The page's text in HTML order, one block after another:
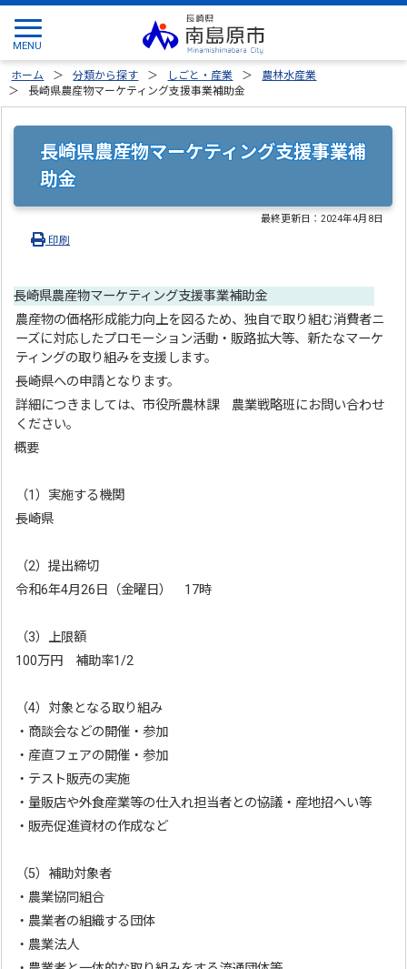
ホーム 分類から探す しごと・産業
農林水産業
長崎県農産物マーケティング支援事業補助金
長崎県農産物マーケティング支援事業補
助金
最終更新日：2024年4月8日
印刷
長崎県農産物マーケティング支援事業補助金
農産物の価格形成能力向上を図るため、独自で取り組む消費者ニ
ーズに対応したプロモーション活動・販路拡大等、新たなマーケ
ティングの取り組みを支援します。
長崎県への申請となります。
詳細につきましては、市役所農林課 農業戦略班にお問い合わせ
ください。
概要
（1）実施する機関
長崎県
（2）提出締切
令和6年4月26日（金曜日） 17時
（3）上限額
100万円 補助率1/2
（4）対象となる取り組み
・商談会などの開催・参加
・産直フェアの開催・参加
・テスト販売の実施
・量販店や外食産業等の仕入れ担当者との協議・産地招へい等
・販売促進資材の作成など
（5）補助対象者
・農業協同組合
・農業者の組織する団体
・農業法人